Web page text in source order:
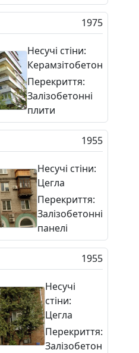
1975
Несучі стіни:
Керамзітобетон
Перекриття:
Залізобетонні
плити
1955
Несучі стіни:
Цегла
Перекриття:
Залізобетонні
панелі
1955
Несучі
стіни:
Цегла
Перекриття:
Залізобетон